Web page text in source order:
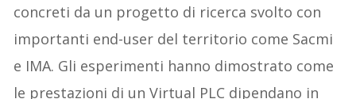
concreti da un progetto di ricerca svolto con
importanti end-user del territorio come Sacmi
e IMA. Gli esperimenti hanno dimostrato come
le prestazioni di un Virtual PLC dipendano in